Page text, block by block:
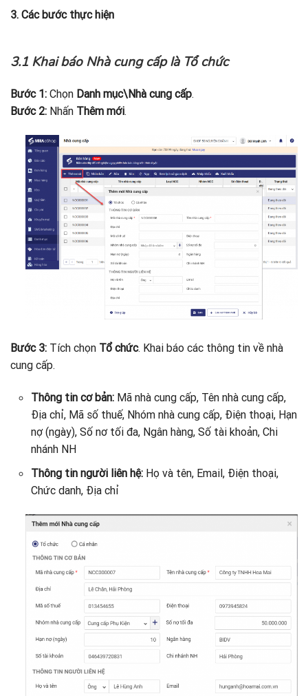
3. Các bước thực hiện
3.1 Khai báo Nhà cung cấp là Tổ chức
Bước 1: Chọn Danh mục\Nhà cung cấp.
Bước 2: Nhấn Thêm mới.
Bước 3: Tích chọn Tổ chức. Khai báo các thông tin về nhà
cung cấp.
Thông tin cơ bản: Mã nhà cung cấp, Tên nhà cung cấp,
Địa chỉ, Mã số thuế, Nhóm nhà cung cấp, Điện thoại, Hạn
nợ (ngày), Số nơ tối đa, Ngân hàng, Số tài khoản, Chi
nhánh NH
Thông tin người liên hệ: Họ và tên, Email, Điện thoại,
Chức danh, Địa chỉ